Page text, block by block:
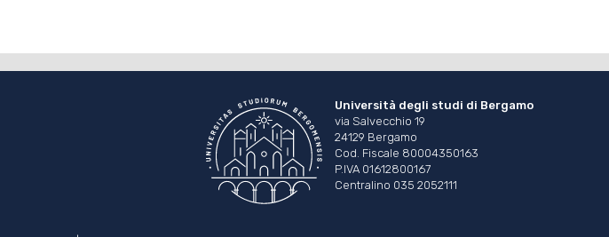
Università degli studi di Bergamo
via Salvecchio 19
24129 Bergamo
Cod. Fiscale 80004350163
P.IVA 01612800167
Centralino 035 2052111